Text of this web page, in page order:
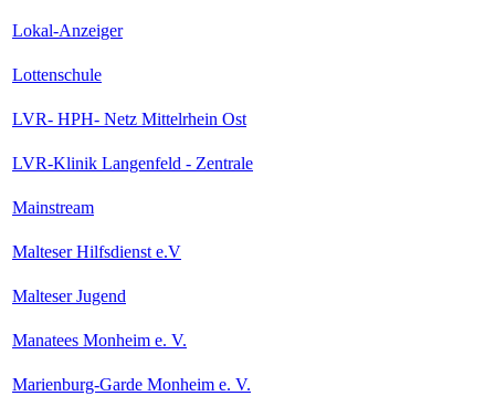
Lokal-Anzeiger
Lottenschule
LVR- HPH- Netz Mittelrhein Ost
LVR-Klinik Langenfeld - Zentrale
Mainstream
Malteser Hilfsdienst e.V
Malteser Jugend
Manatees Monheim e. V.
Marienburg-Garde Monheim e. V.